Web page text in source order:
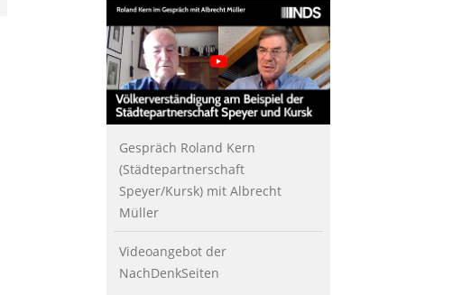
Gespräch Roland Kern
(Städtepartnerschaft
Speyer/Kursk) mit Albrecht
Müller
Videoangebot der
NachDenkSeiten